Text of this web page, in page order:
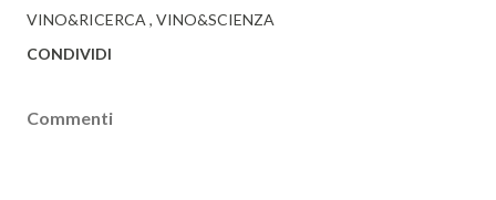
VINO&RICERCA VINO&SCIENZA
CONDIVIDI
Commenti